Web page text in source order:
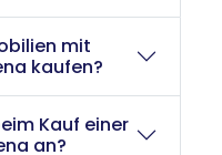
mit
kaufen?
Kauf einer
an?